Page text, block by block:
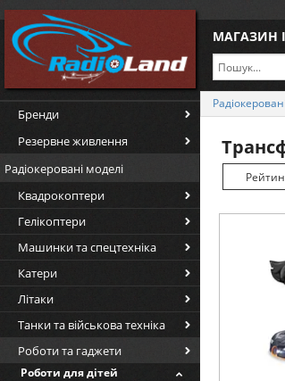
МАГАЗИН
Бренди
Резервне живлення
Радіокеровані моделі
Квадрокоптери
Гелікоптери
Машинки та спецтехніка
Катери
Літаки
Танки та військова техніка
Роботи та гаджети
Роботи для дітей
Дата
Ціна